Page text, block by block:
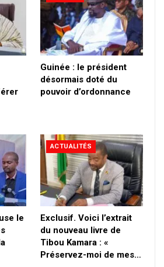
Guinée : le président
désormais doté du
pouvoir d’ordonnance
le
ACTUALITÉS
Exclusif. Voici l’extrait
du nouveau livre de
Tibou Kamara : «
Préservez-moi de mes…